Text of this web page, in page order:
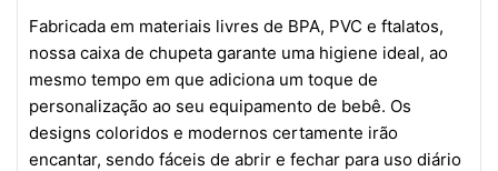
Fabricada em materiais livres de BPA, PVC e ftalatos,
nossa caixa de chupeta garante uma higiene ideal, ao
mesmo tempo em que adiciona um toque de
personalização ao seu equipamento de bebê. Os
designs coloridos e modernos certamente irão
encantar, sendo fáceis de abrir e fechar para uso diário